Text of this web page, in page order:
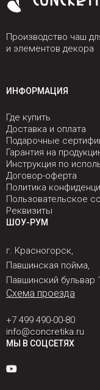
Производство чаш
и элементов декора
ИНФОРМАЦИЯ
Где купить
Доставка и оплата
Подарочные
Гарантия на
Инструкция по
Договор-оферта
Политика
Пользовательское
Реквизиты
ШОУ-РУМ
г. Красногорск,
Павшинская пойма,
Павшинский бульвар
Схема проезда
+7 499 490-00-80
info@concretika.ru
МЫ В СОЦСЕТЯХ